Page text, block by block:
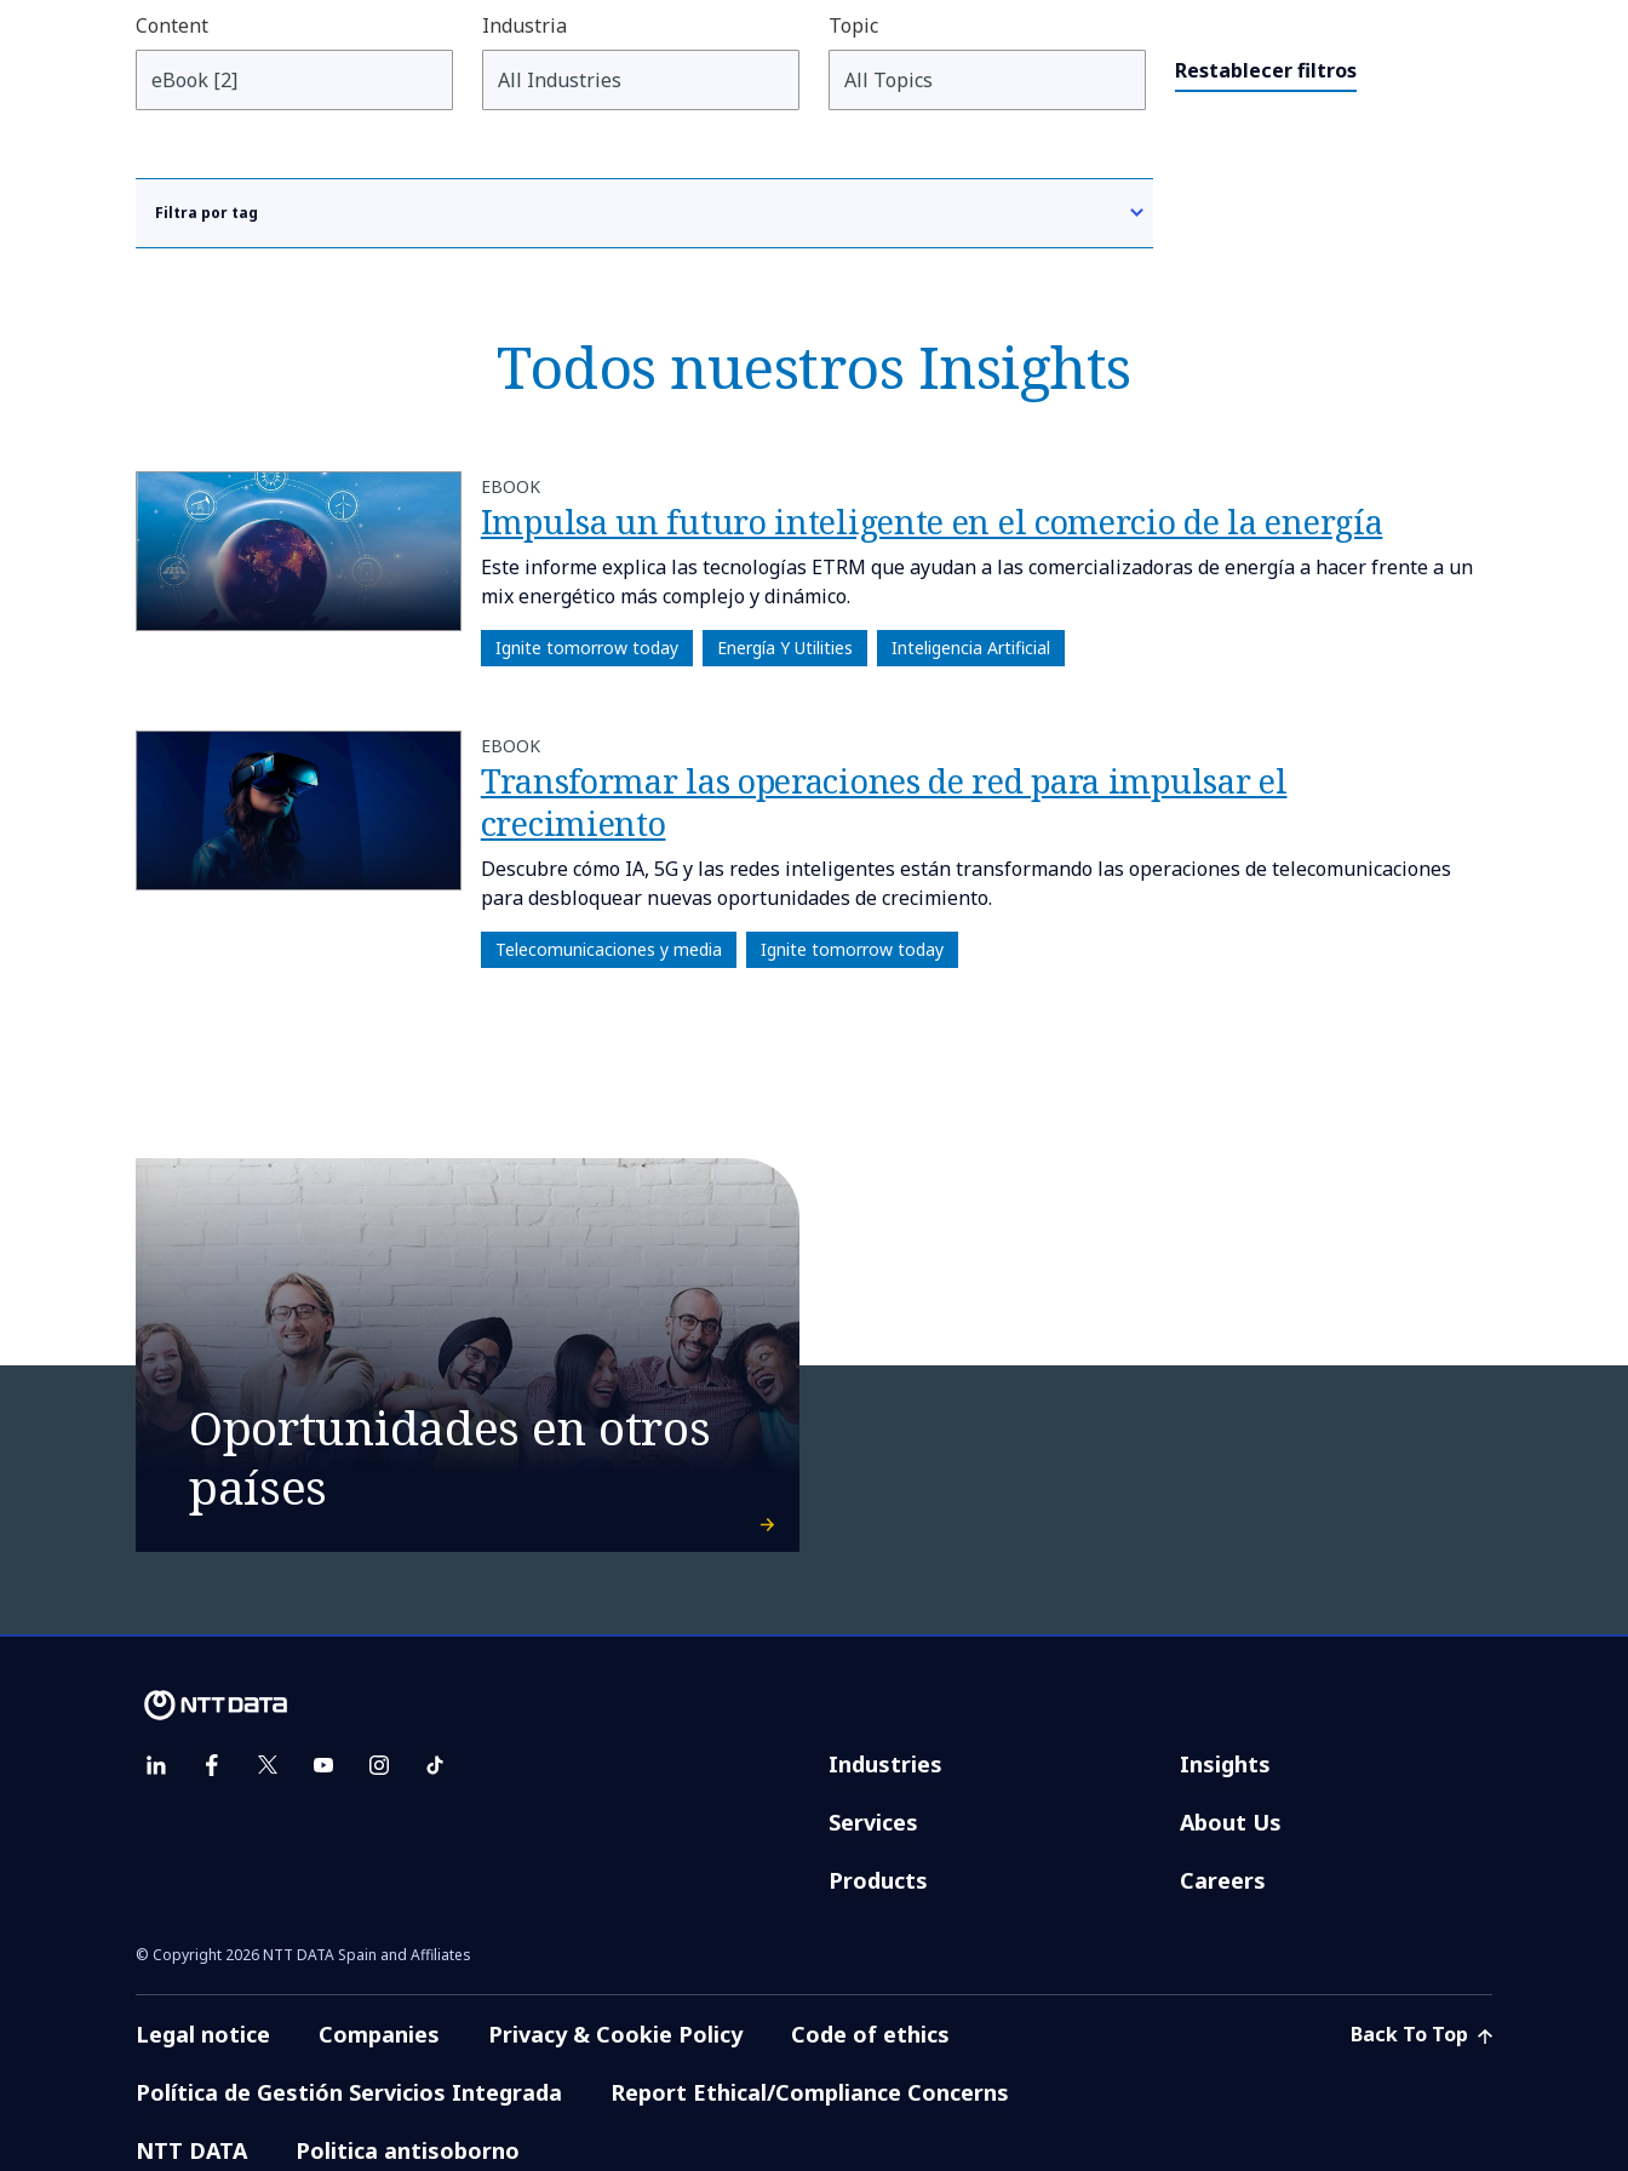
Content Industria
Topic
Restablecer filtros
Filtra por tag
Todos nuestros Insights
EBOOK
Impulsa un futuro inteligente en el comercio de la energía
Este informe explica las tecnologías ETRM que ayudan a las comercializadoras de energía a hacer frente a un
mix energético más complejo y dinámico.
Ignite tomorrow today Energía Y Utilities Inteligencia Artificial
EBOOK
Transformar las operaciones de red para impulsar el
crecimiento
Descubre cómo IA, 5G y las redes inteligentes están transformando las operaciones de telecomunicaciones
para desbloquear nuevas oportunidades de crecimiento.
Telecomunicaciones y media Ignite tomorrow today
Oportunidades en otros
países
Industries
Services
Products
Insights
About Us
Careers
© Copyright 2026 NTT DATA Spain and Affiliates
Legal notice Companies Privacy & Cookie Policy
Code of ethics
Política de Gestión Servicios Integrada
Report Ethical/Compliance Concerns
NTT DATA
Politica antisoborno
Back To Top